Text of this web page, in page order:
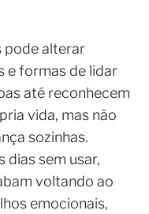
pode alterar
e formas de lidar
até reconhecem
vida, mas não
sozinhas.
dias sem usar,
voltando ao
emocionais,